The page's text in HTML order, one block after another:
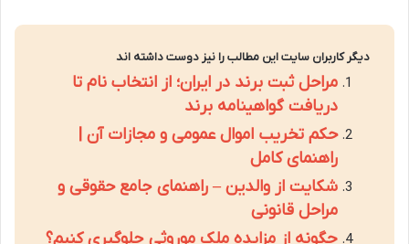
دیگر کاربران سایت این مطالب را نیز دوست داشته اند
مراحل ثبت برند در ایران؛ از انتخاب نام تا
دریافت گواهینامه برند
حکم تخریب اموال عمومی و مجازات آن |
راهنمای کامل
شکایت از والدین – راهنمای جامع حقوقی و
مراحل قانونی
چگونه از مزایده ملک موروثی جلوگیری کنیم؟